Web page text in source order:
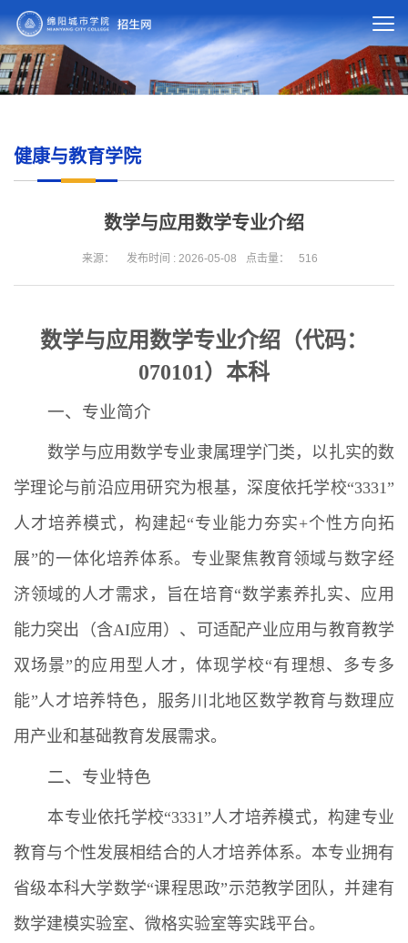
健康与教育学院
数学与应用数学专业介绍
来源： 发布时间 : 2026-05-08 点击量： 516
数学与应用数学专业介绍（代码：
070101）本科
一、专业简介
数学与应用数学专业隶属理学门类，以扎实的数
学理论与前沿应用研究为根基，深度依托学校“3331”
人才培养模式，构建起“专业能力夯实+个性方向拓
展”的一体化培养体系。专业聚焦教育领域与数字经
济领域的人才需求，旨在培育“数学素养扎实、应用
能力突出（含AI应用）、可适配产业应用与教育教学
双场景”的应用型人才，体现学校“有理想、多专多
能”人才培养特色，服务川北地区数学教育与数理应
用产业和基础教育发展需求。
二、专业特色
本专业依托学校“3331”人才培养模式，构建专业
教育与个性发展相结合的人才培养体系。本专业拥有
省级本科大学数学“课程思政”示范教学团队，并建有
数学建模实验室、微格实验室等实践平台。